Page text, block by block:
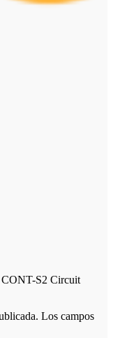
CONT-S2 Circuit
Los campos